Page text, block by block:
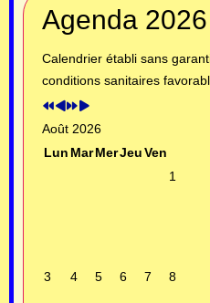
Agenda 2026
Calendrier établi sans
conditions sanitaires
Année
précédente
précédent
suivante
suivant
Août 2026
Lun MarMerJeuVen
1
3 4 5 6 7 8